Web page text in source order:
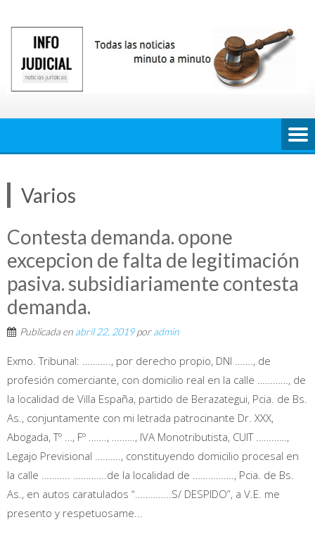
contenido
Varios
Contesta demanda. opone
excepcion de falta de legitimación
pasiva. subsidiariamente contesta
demanda.
Publicada en abril 22, 2019poradmin
Exmo. Tribunal: ……….., por derecho propio, DNI ……., de
profesión comerciante, con domicilio real en la calle …………, de
la localidad de Villa España, partido de Berazategui, Pcia. de Bs.
As., conjuntamente con mi letrada patrocinante Dr. XXX,
Abogada, Tº …, Fº ……., ………, IVA Monotributista, CUIT …………,
Legajo Previsional ………., constituyendo domicilio procesal en
la calle ……….. ………….de la localidad de ……………., Pcia. de Bs.
As., en autos caratulados “…………..S/ DESPIDO”, a V.E. me
presento y respetuosame...